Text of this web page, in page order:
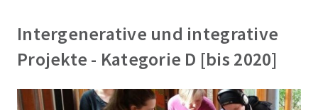
Intergenerative und integrative
Projekte - Kategorie D [bis 2020]